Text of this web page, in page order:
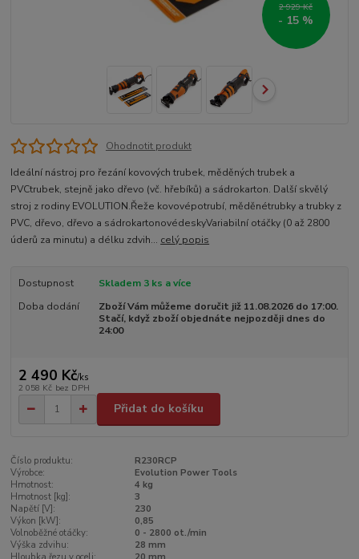
2 929 Kč
- 15 %
Ohodnotit produkt
Ideální nástroj pro řezání kovových trubek, měděných trubek a
PVCtrubek, stejně jako dřevo (vč. hřebíků) a sádrokarton. Další skvělý
stroj z rodiny EVOLUTION.Řeže kovovépotrubí, měděnétrubky a trubky z
PVC, dřevo, dřevo a sádrokartonovédeskyVariabilní otáčky (0 až 2800
úderů za minutu) a délku zdvih... celý popis
Dostupnost
Skladem 3 ks a více
Doba dodání
Zboží Vám můžeme doručit již 11.08.2026 do 17:00.
Stačí, když zboží objednáte nejpozději dnes do
24:00
2 490 Kč/ks
2 058 Kč bez DPH
Přidat do košíku
Číslo produktu:
R230RCP
Výrobce:
Evolution Power Tools
Hmotnost:
4 kg
Hmotnost [kg]:
3
Napětí [V]:
230
Výkon [kW]:
0,85
Volnoběžné otáčky:
0 - 2800 ot./min
Výška zdvihu:
28 mm